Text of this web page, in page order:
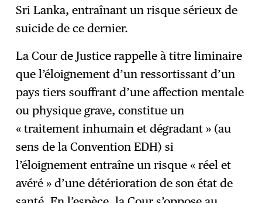
Sri Lanka, entraînant un risque sérieux de
suicide de ce dernier.
La Cour de Justice rappelle à titre liminaire
que l’éloignement d’un ressortissant d’un
pays tiers souffrant d’une affection mentale
ou physique grave, constitue un
« traitement inhumain et dégradant » (au
sens de la Convention EDH) si
l’éloignement entraîne un risque « réel et
avéré » d’une détérioration de son état de